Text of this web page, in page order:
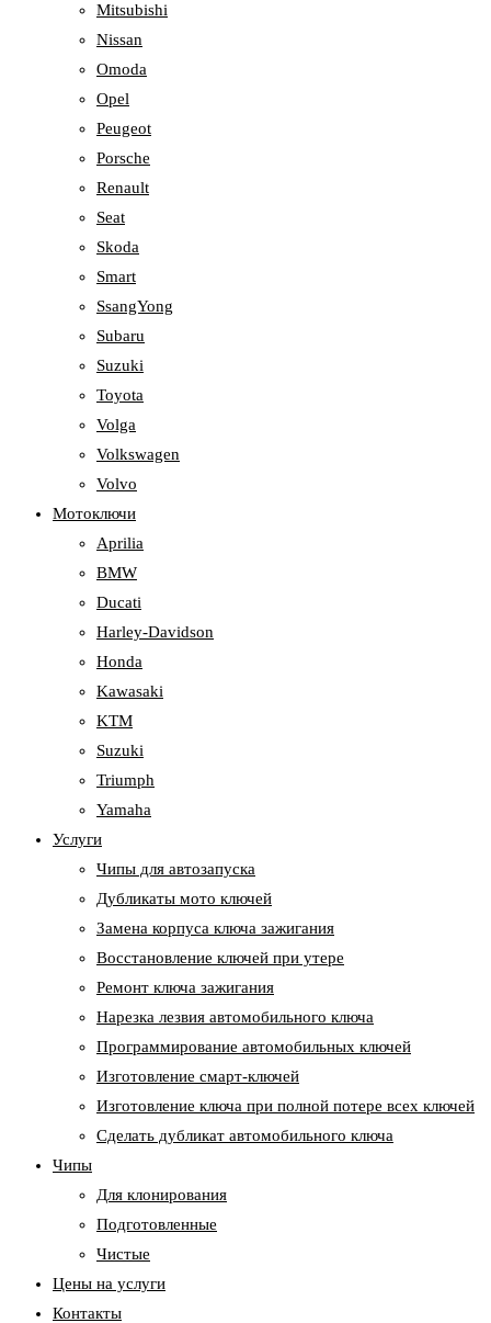
Mitsubishi
Nissan
Omoda
Opel
Peugeot
Porsche
Renault
Seat
Skoda
Smart
SsangYong
Subaru
Suzuki
Toyota
Volga
Volkswagen
Volvo
Мотоключи
Aprilia
BMW
Ducati
Harley-Davidson
Honda
Kawasaki
KTM
Suzuki
Triumph
Yamaha
Услуги
Чипы для автозапуска
Дубликаты мото ключей
Замена корпуса ключа зажигания
Восстановление ключей при утере
Ремонт ключа зажигания
Нарезка лезвия автомобильного ключа
Программирование автомобильных ключей
Изготовление смарт-ключей
Изготовление ключа при полной потере всех ключей
Cделать дубликат автомобильного ключа
Чипы
Для клонирования
Подготовленные
Чистые
Цены на услуги
Контакты